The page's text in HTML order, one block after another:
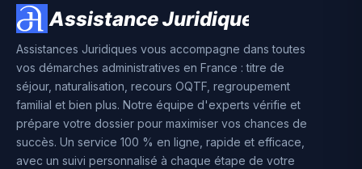
Assistances Juridiques vous accompagne dans toutes
vos démarches administratives en France : titre de
séjour, naturalisation, recours OQTF, regroupement
familial et bien plus. Notre équipe d'experts vérifie et
prépare votre dossier pour maximiser vos chances de
succès. Un service 100 % en ligne, rapide et efficace,
avec un suivi personnalisé à chaque étape de votre